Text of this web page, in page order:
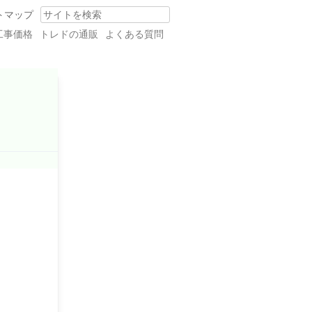
Search
マップ
事価格
トレドの通販 よくある質問